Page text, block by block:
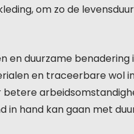
om zo de
duurzame benadering
en traceerbare wol
in hand kan gaan met